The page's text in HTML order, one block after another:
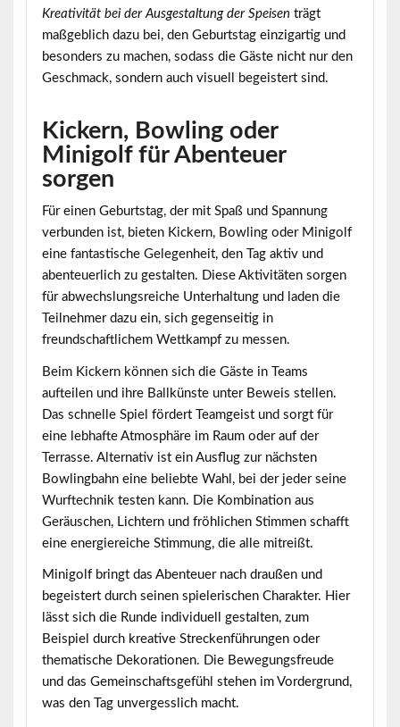
Kreativität bei der Ausgestaltung der Speisen trägt
maßgeblich dazu bei, den Geburtstag einzigartig und
besonders zu machen, sodass die Gäste nicht nur den
Geschmack, sondern auch visuell begeistert sind.
Kickern, Bowling oder
Minigolf für Abenteuer
sorgen
Für einen Geburtstag, der mit Spaß und Spannung
verbunden ist, bieten Kickern, Bowling oder Minigolf
eine fantastische Gelegenheit, den Tag aktiv und
abenteuerlich zu gestalten. Diese Aktivitäten sorgen
für abwechslungsreiche Unterhaltung und laden die
Teilnehmer dazu ein, sich gegenseitig in
freundschaftlichem Wettkampf zu messen.
Beim Kickern können sich die Gäste in Teams
aufteilen und ihre Ballkünste unter Beweis stellen.
Das schnelle Spiel fördert Teamgeist und sorgt für
eine lebhafte Atmosphäre im Raum oder auf der
Terrasse. Alternativ ist ein Ausflug zur nächsten
Bowlingbahn eine beliebte Wahl, bei der jeder seine
Wurftechnik testen kann. Die Kombination aus
Geräuschen, Lichtern und fröhlichen Stimmen schafft
eine energiereiche Stimmung, die alle mitreißt.
Minigolf bringt das Abenteuer nach draußen und
begeistert durch seinen spielerischen Charakter. Hier
lässt sich die Runde individuell gestalten, zum
Beispiel durch kreative Streckenführungen oder
thematische Dekorationen. Die Bewegungsfreude
und das Gemeinschaftsgefühl stehen im Vordergrund,
was den Tag unvergesslich macht.